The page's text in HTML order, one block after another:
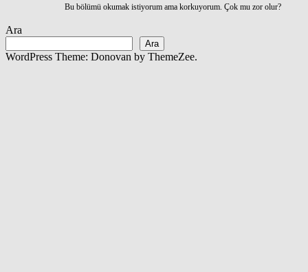
Bu bölümü okumak istiyorum ama korkuyorum. Çok mu zor olur?
Ara
Ara
WordPress Theme: Donovan by ThemeZee.